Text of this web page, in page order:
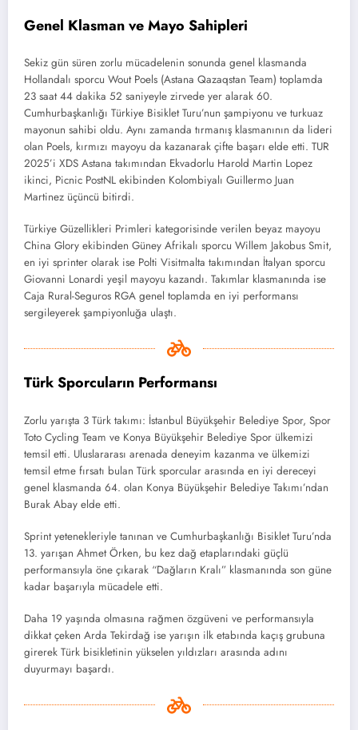
Genel Klasman ve Mayo Sahipleri
Sekiz gün süren zorlu mücadelenin sonunda genel klasmanda
Hollandalı sporcu Wout Poels (Astana Qazaqstan Team) toplamda
23 saat 44 dakika 52 saniyeyle zirvede yer alarak 60.
Cumhurbaşkanlığı Türkiye Bisiklet Turu’nun şampiyonu ve turkuaz
mayonun sahibi oldu. Aynı zamanda tırmanış klasmanının da lideri
olan Poels, kırmızı mayoyu da kazanarak çifte başarı elde etti. TUR
2025’i XDS Astana takımından Ekvadorlu Harold Martin Lopez
ikinci, Picnic PostNL ekibinden Kolombiyalı Guillermo Juan
Martinez üçüncü bitirdi.
Türkiye Güzellikleri Primleri kategorisinde verilen beyaz mayoyu
China Glory ekibinden Güney Afrikalı sporcu Willem Jakobus Smit,
en iyi sprinter olarak ise Polti Visitmalta takımından İtalyan sporcu
Giovanni Lonardi yeşil mayoyu kazandı. Takımlar klasmanında ise
Caja Rural-Seguros RGA genel toplamda en iyi performansı
sergileyerek şampiyonluğa ulaştı.
Türk Sporcuların Performansı
Zorlu yarışta 3 Türk takımı: İstanbul Büyükşehir Belediye Spor, Spor
Toto Cycling Team ve Konya Büyükşehir Belediye Spor ülkemizi
temsil etti. Uluslararası arenada deneyim kazanma ve ülkemizi
temsil etme fırsatı bulan Türk sporcular arasında en iyi dereceyi
genel klasmanda 64. olan Konya Büyükşehir Belediye Takımı’ndan
Burak Abay elde etti.
Sprint yetenekleriyle tanınan ve Cumhurbaşkanlığı Bisiklet Turu’nda
13. yarışan Ahmet Örken, bu kez dağ etaplarındaki güçlü
performansıyla öne çıkarak “Dağların Kralı” klasmanında son güne
kadar başarıyla mücadele etti.
Daha 19 yaşında olmasına rağmen özgüveni ve performansıyla
dikkat çeken Arda Tekirdağ ise yarışın ilk etabında kaçış grubuna
girerek Türk bisikletinin yükselen yıldızları arasında adını
duyurmayı başardı.